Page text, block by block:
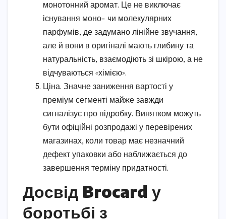
монотонний аромат. Це не виключає
існування моно- чи молекулярних
парфумів, де задумано лінійне звучання,
але й вони в оригіналі мають глибину та
натуральність, взаємодіють зі шкірою, а не
відчуваються «хімією».
Ціна. Значне заниження вартості у
преміум сегменті майже завжди
сигналізує про підробку. Винятком можуть
бути офіційні розпродажі у перевірених
магазинах, коли товар має незначний
дефект упаковки або наближається до
завершення терміну придатності.
Досвід Brocard у
боротьбі з